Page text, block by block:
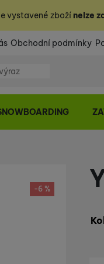
vystavené zboží nelze
Obchodní podmínky
-6 %